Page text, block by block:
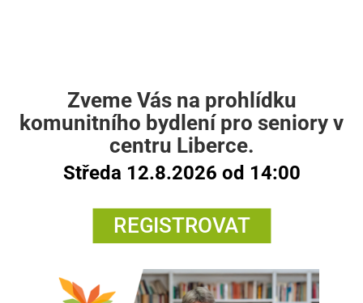
Zveme Vás na prohlídku
komunitního bydlení pro seniory v
centru Liberce.
Středa 12.8.2026 od 14:00
REGISTROVAT